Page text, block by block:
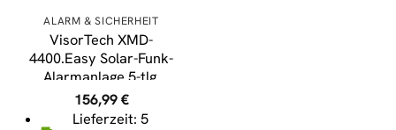
ALARM & SICHERHEIT
VisorTech XMD-
4400.Easy Solar-Funk-
Alarmanlage 5-tlg.
156,99€
Lieferzeit: 5